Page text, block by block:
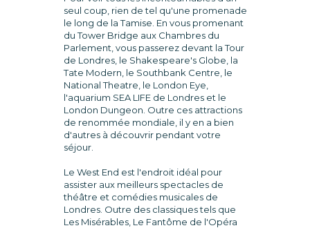
seul coup, rien de tel qu'une promenade
le long de la Tamise. En vous promenant
du Tower Bridge aux Chambres du
Parlement, vous passerez devant la Tour
de Londres, le Shakespeare's Globe, la
Tate Modern, le Southbank Centre, le
National Theatre, le London Eye,
l'aquarium SEA LIFE de Londres et le
London Dungeon. Outre ces attractions
de renommée mondiale, il y en a bien
d'autres à découvrir pendant votre
séjour.
Le West End est l'endroit idéal pour
assister aux meilleurs spectacles de
théâtre et comédies musicales de
Londres. Outre des classiques tels que
Les Misérables, Le Fantôme de l'Opéra